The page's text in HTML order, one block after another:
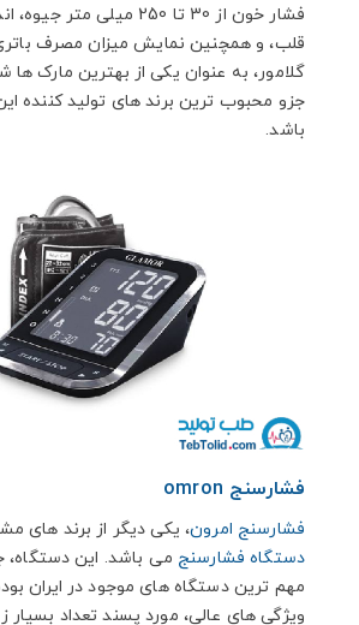
فشار خون از 30 تا 250 میلی
قلب، و همچنین نمایش میزان مصرف
گلامور، به عنوان یکی از بهترین مارک
جزو محبوب ترین برند های تولید کننده
باشد.
فشارسنج omron
فشارسنج امرون، یکی دیگر از برند های
دستگاه فشارسنج می باشد. این دستگاه،
مهم ترین دستگاه های موجود در ایران
ویژگی های عالی، مورد پسند تعداد بسیار